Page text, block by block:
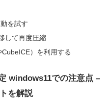
を試す
して再度圧縮
）を利用する
windows11での注意点 –
を解説